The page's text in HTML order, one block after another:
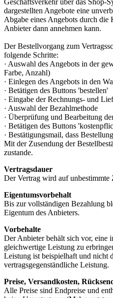
dargestellten Angebote eine
Abgabe eines Angebots durch die
Anbieter dann annehmen kann.
Der Bestellvorgang zum
folgende Schritte:
· Auswahl des Angebots in der
Farbe, Anzahl)
· Einlegen des Angebots in den
· Betätigen des Buttons 'bestellen'
· Eingabe der Rechnungs- und
· Auswahl der Bezahlmethode
· Überprüfung und Bearbeitung
· Betätigen des Buttons
· Bestätigungsmail, dass
Mit der Zusendung der
zustande.
Vertragsdauer
Der Vertrag wird auf unbestimmte
Eigentumsvorbehalt
Bis zur vollständigen Bezahlung
Eigentum des Anbieters.
Vorbehalte
Der Anbieter behält sich vor, eine
gleichwertige Leistung zu
Leistung ist beispielhaft und nicht
vertragsgegenständliche Leistung.
Preise, Versandkosten,
Alle Preise sind Endpreise und